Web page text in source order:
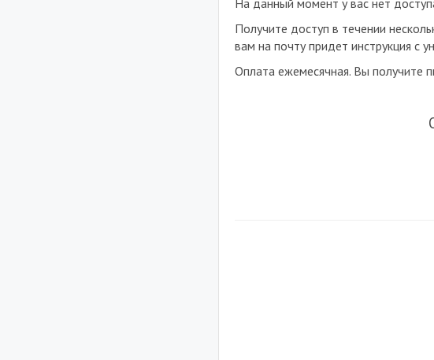
На данный момент у вас нет
Получите доступ в течении
вам на почту придет инструкция с
Оплата ежемесячная. Вы получите